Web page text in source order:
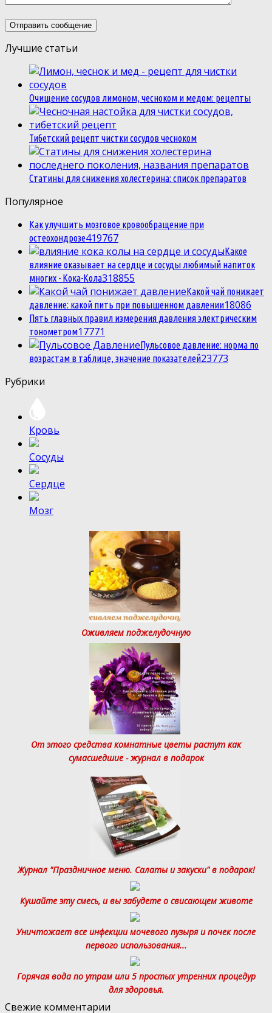
Лучшие статьи
Очищение сосудов лимоном, чесноком и медом: рецепты
Тибетский рецепт чистки сосудов чесноком
Статины для снижения холестерина: список препаратов
Популярное
Как улучшить мозговое кровообращение при
остеохондрозе419767
Какое
влияние оказывает на сердце и сосуды любимый напиток
многих - Кока-Кола318855
Какой чай понижает
давление: какой пить при повышенном давлении18086
Пять главных правил измерения давления электрическим
тонометром17771
Пульсовое давление: норма по
возрастам в таблице, значение показателей23773
Рубрики
Кровь
Сосуды
Сердце
Мозг
Оживляем поджелудочную
От этого средства комнатные цветы растут как
сумасшедшие - журнал в подарок
Журнал "Праздничное меню. Салаты и закуски" в подарок!
Кушайте эту смесь, и вы забудете о свисающем животе
Уничтожает все инфекции мочевого пузыря и почек после
первого использования...
Горячая вода по утрам или 5 простых утренних процедур
для здоровья.
Свежие комментарии